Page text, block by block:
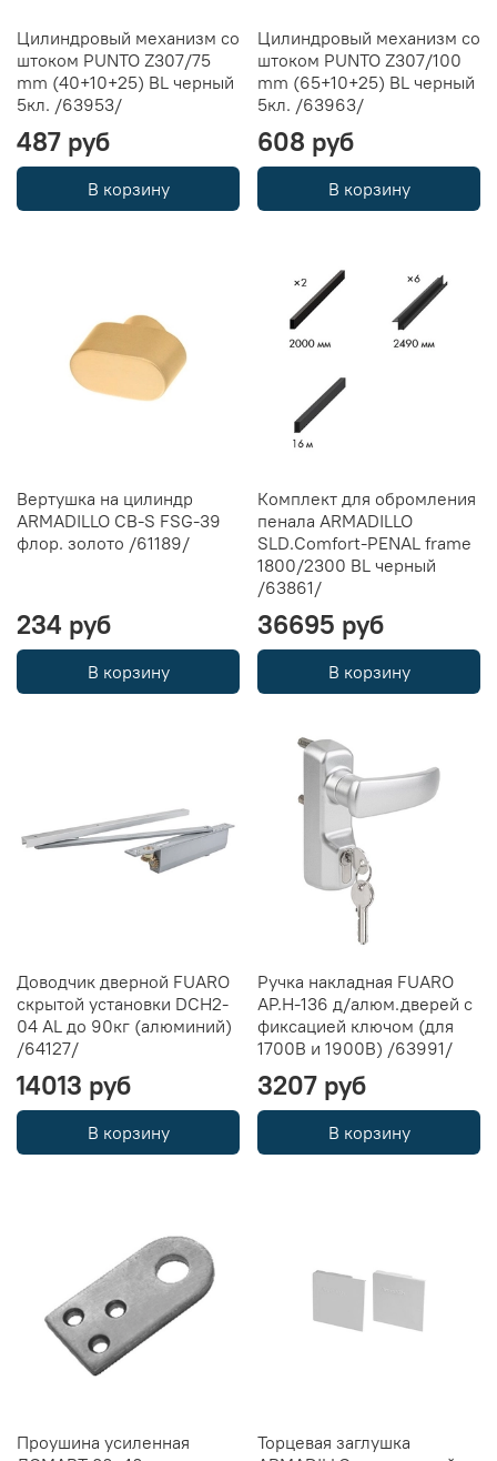
Цилиндровый механизм со
штоком PUNTO Z307/75
mm (40+10+25) BL черный
5кл. /63953/
487 руб
В корзину
Цилиндровый механизм со
штоком PUNTO Z307/100
mm (65+10+25) BL черный
5кл. /63963/
608 руб
В корзину
Вертушка на цилиндр
ARMADILLO CB-S FSG-39
флор. золото /61189/
234 руб
В корзину
Комплект для обромления
пенала ARMADILLO
SLD.Comfort-PENAL frame
1800/2300 BL черный
/63861/
36695 руб
В корзину
Доводчик дверной FUARO
скрытой установки DCH2-
04 AL до 90кг (алюминий)
/64127/
14013 руб
В корзину
Ручка накладная FUARO
AP.H-136 д/алюм.дверей с
фиксацией ключом (для
1700В и 1900B) /63991/
3207 руб
В корзину
Проушина усиленная
Торцевая заглушка